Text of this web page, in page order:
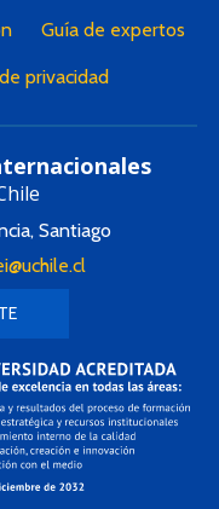
Guía de expertos
privacidad
Santiago